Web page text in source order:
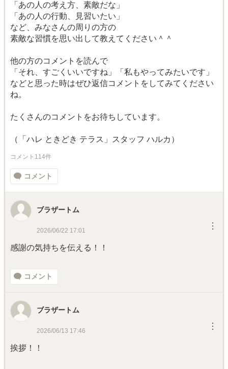
「あの人の考え方、素敵だな」
「あの人の行動、見習いたい」
など、みなさんの周りの方の
素敵な習慣を思い出して教えてください＾＾
他の方のコメントを読んで
「それ、すごくいいですね」「私もやってみたいです」
などと思った時はぜひ返信コメントをしてみてください
ね。
たくさんのコメントをお待ちしています。
（「ハレ ときどき テラス」スタッフ ハルカ）
コメント114件
コメント
ブラザートム
2026/06/22 17:01 ︙
感謝の気持ちを伝える！！
コメント
ブラザートム
2026/06/13 17:46 ︙
挨拶！！